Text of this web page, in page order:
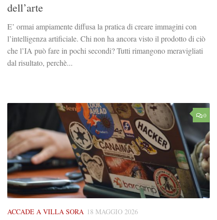
dell’arte
E’ ormai ampiamente diffusa la pratica di creare immagini con
l’intelligenza artificiale. Chi non ha ancora visto il prodotto di ciò
che l’IA può fare in pochi secondi? Tutti rimangono meravigliati
dal risultato, perchè...
0
ACCADE A VILLA SORA 18 MAGGIO 2026